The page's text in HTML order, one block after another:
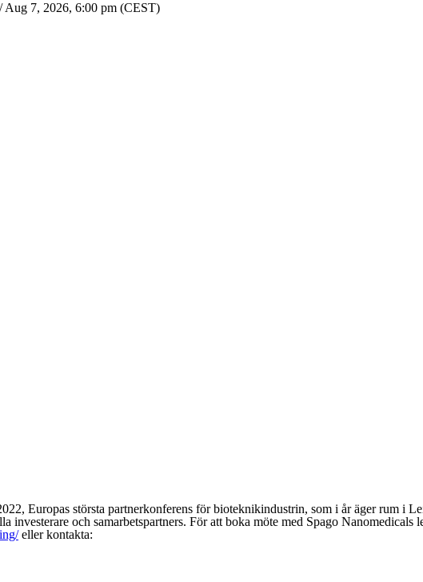
Aug 7, 2026, 6:00 pm (CEST)
Europas största partnerkonferens för bioteknikindustrin, som i år äger rum i
investerare och samarbetspartners. För att boka möte med Spago
eller kontakta: